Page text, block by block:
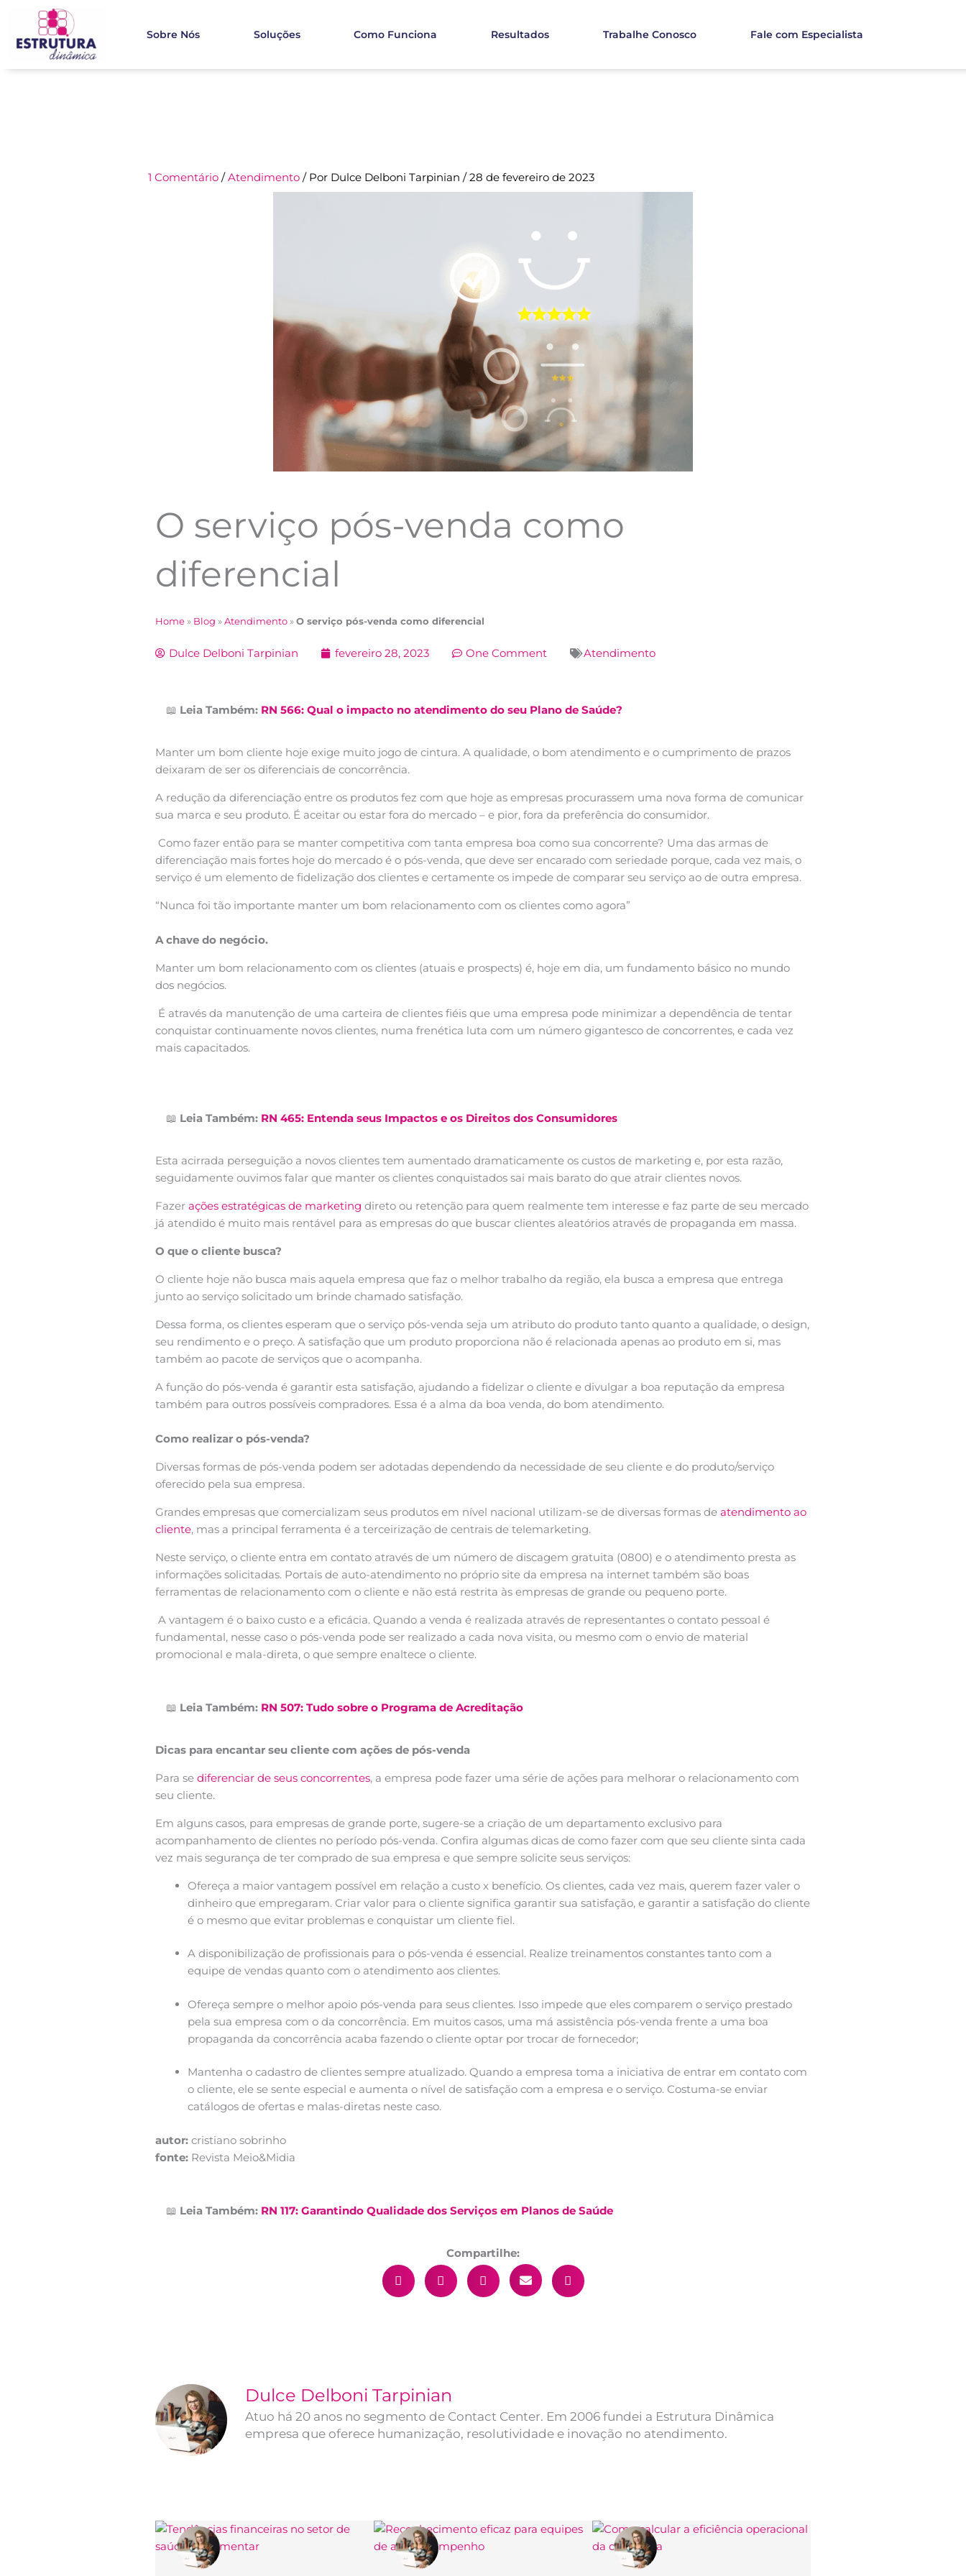
conteúdo
Sobre Nós Soluções Como Funciona Resultados Trabalhe Conosco Fale com Especialista
1 Comentário /Atendimento / Por Dulce Delboni Tarpinian/28 de fevereiro de 2023
O serviço pós-venda como
diferencial
Home » Blog »Atendimento »O serviço pós-venda como diferencial
Dulce Delboni Tarpinian fevereiro 28, 2023 One Comment Atendimento
📖 Leia Também: RN 566: Qual o impacto no atendimento do seu Plano de Saúde?
Manter um bom cliente hoje exige muito jogo de cintura. A qualidade, o bom atendimento e o cumprimento de prazos
deixaram de ser os diferenciais de concorrência.
A redução da diferenciação entre os produtos fez com que hoje as empresas procurassem uma nova forma de comunicar
sua marca e seu produto. É aceitar ou estar fora do mercado – e pior, fora da preferência do consumidor.
Como fazer então para se manter competitiva com tanta empresa boa como sua concorrente? Uma das armas de
diferenciação mais fortes hoje do mercado é o pós-venda, que deve ser encarado com seriedade porque, cada vez mais, o
serviço é um elemento de fidelização dos clientes e certamente os impede de comparar seu serviço ao de outra empresa.
“Nunca foi tão importante manter um bom relacionamento com os clientes como agora”
A chave do negócio.
Manter um bom relacionamento com os clientes (atuais e prospects) é, hoje em dia, um fundamento básico no mundo
dos negócios.
É através da manutenção de uma carteira de clientes fiéis que uma empresa pode minimizar a dependência de tentar
conquistar continuamente novos clientes, numa frenética luta com um número gigantesco de concorrentes, e cada vez
mais capacitados.
📖 Leia Também: RN 465: Entenda seus Impactos e os Direitos dos Consumidores
Esta acirrada perseguição a novos clientes tem aumentado dramaticamente os custos de marketing e, por esta razão,
seguidamente ouvimos falar que manter os clientes conquistados sai mais barato do que atrair clientes novos.
Fazerações estratégicas de marketing direto ou retenção para quem realmente tem interesse e faz parte de seu mercado
já atendido é muito mais rentável para as empresas do que buscar clientes aleatórios através de propaganda em massa.
O que o cliente busca?
O cliente hoje não busca mais aquela empresa que faz o melhor trabalho da região, ela busca a empresa que entrega
junto ao serviço solicitado um brinde chamado satisfação.
Dessa forma, os clientes esperam que o serviço pós-venda seja um atributo do produto tanto quanto a qualidade, o design,
seu rendimento e o preço. A satisfação que um produto proporciona não é relacionada apenas ao produto em si, mas
também ao pacote de serviços que o acompanha.
A função do pós-venda é garantir esta satisfação, ajudando a fidelizar o cliente e divulgar a boa reputação da empresa
também para outros possíveis compradores. Essa é a alma da boa venda, do bom atendimento.
Como realizar o pós-venda?
Diversas formas de pós-venda podem ser adotadas dependendo da necessidade de seu cliente e do produto/serviço
oferecido pela sua empresa.
Grandes empresas que comercializam seus produtos em nível nacional utilizam-se de diversas formas deatendimento ao
cliente, mas a principal ferramenta é a terceirização de centrais de telemarketing.
Neste serviço, o cliente entra em contato através de um número de discagem gratuita (0800) e o atendimento presta as
informações solicitadas. Portais de auto-atendimento no próprio site da empresa na internet também são boas
ferramentas de relacionamento com o cliente e não está restrita às empresas de grande ou pequeno porte.
A vantagem é o baixo custo e a eficácia. Quando a venda é realizada através de representantes o contato pessoal é
fundamental, nesse caso o pós-venda pode ser realizado a cada nova visita, ou mesmo com o envio de material
promocional e mala-direta, o que sempre enaltece o cliente.
📖 Leia Também: RN 507: Tudo sobre o Programa de Acreditação
Dicas para encantar seu cliente com ações de pós-venda
Para sediferenciar de seus concorrentes, a empresa pode fazer uma série de ações para melhorar o relacionamento com
seu cliente.
Em alguns casos, para empresas de grande porte, sugere-se a criação de um departamento exclusivo para
acompanhamento de clientes no período pós-venda. Confira algumas dicas de como fazer com que seu cliente sinta cada
vez mais segurança de ter comprado de sua empresa e que sempre solicite seus serviços:
Ofereça a maior vantagem possível em relação a custo x benefício. Os clientes, cada vez mais, querem fazer valer o
dinheiro que empregaram. Criar valor para o cliente significa garantir sua satisfação, e garantir a satisfação do cliente
é o mesmo que evitar problemas e conquistar um cliente fiel.
A disponibilização de profissionais para o pós-venda é essencial. Realize treinamentos constantes tanto com a
equipe de vendas quanto com o atendimento aos clientes.
Ofereça sempre o melhor apoio pós-venda para seus clientes. Isso impede que eles comparem o serviço prestado
pela sua empresa com o da concorrência. Em muitos casos, uma má assistência pós-venda frente a uma boa
propaganda da concorrência acaba fazendo o cliente optar por trocar de fornecedor;
Mantenha o cadastro de clientes sempre atualizado. Quando a empresa toma a iniciativa de entrar em contato com
o cliente, ele se sente especial e aumenta o nível de satisfação com a empresa e o serviço. Costuma-se enviar
catálogos de ofertas e malas-diretas neste caso.
autor:cristiano sobrinho
fonte: Revista Meio&Midia
📖 Leia Também: RN 117: Garantindo Qualidade dos Serviços em Planos de Saúde
Compartilhe:
Dulce Delboni Tarpinian
Atuo há 20 anos no segmento de Contact Center. Em 2006 fundei a Estrutura Dinâmica
empresa que oferece humanização, resolutividade e inovação no atendimento.